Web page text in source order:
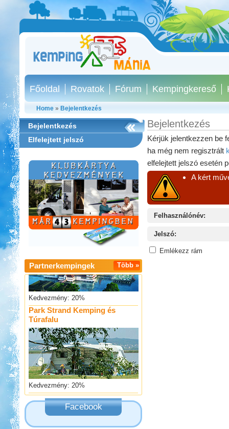
Főoldal Rovatok Fórum Kempingkereső
Home » Bejelentkezés
Bejelentkezés
Elfelejtett jelszó
Több »
Partnerkempingek
Castrum Gyógykemping és
Panzió, Hévíz
Kedvezmény: 20%
Park Strand Kemping és
Túrafalu
Kedvezmény: 20%
Ipolykapu Kemping
Facebook
Bejelentkezés
Kérjük jelentkezzen be
ha még nem regisztrált
elfelejtett jelszó esetén
A kért
Felhasználónév:
Jelszó:
Emlékezz rám